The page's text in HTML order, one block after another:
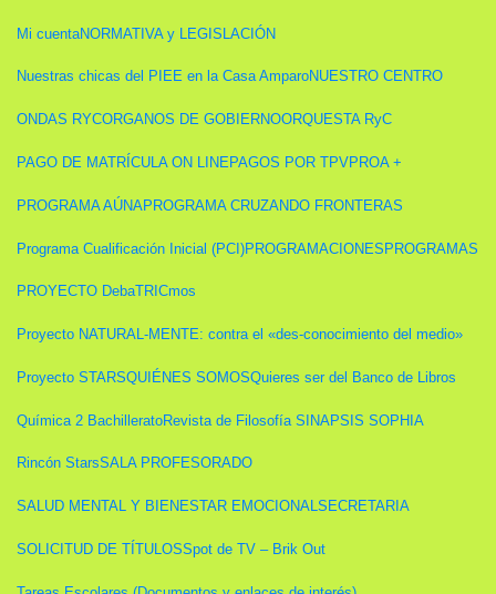
Mi cuentaNORMATIVA y LEGISLACIÓN
Nuestras chicas del PIEE en la Casa AmparoNUESTRO CENTRO
ONDAS RYCORGANOS DE GOBIERNOORQUESTA RyC
PAGO DE MATRÍCULA ON LINE PAGOS POR TPVPROA +
PROGRAMA AÚNAPROGRAMA CRUZANDO FRONTERAS
Programa Cualificación Inicial (PCI)PROGRAMACIONESPROGRAMAS
PROYECTO DebaTRICmos
Proyecto NATURAL-MENTE: contra el «des-conocimiento del medio»
Proyecto STARSQUIÉNES SOMOSQuieres ser del Banco de Libros
Química 2 BachilleratoRevista de Filosofía SINAPSIS SOPHIA
Rincón StarsSALA PROFESORADO
SALUD MENTAL Y BIENESTAR EMOCIONALSECRETARIA
SOLICITUD DE TÍTULOSSpot de TV – Brik Out